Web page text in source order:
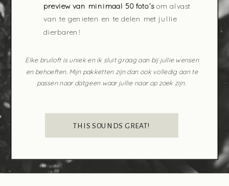
Elke bruiloft is uniek en ik sluit graag aan bij jullie wensen
en behoeften. Mijn pakketten zijn dan ook volledig aan te
passen naar datgeen waar jullie naar op zoek zijn.
preview van minimaal 50 foto’som alvast
van te genieten en te delen met jullie
dierbaren!
THIS SOUNDS GREAT!